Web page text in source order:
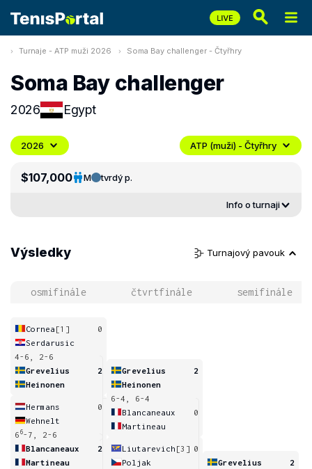
Turnaje - ATP muži 2026 Soma Bay challenger - Čtyřhry
Soma Bay challenger
2026 Egypt
2026 ATP (muži) - Čtyřhry
$107,000 M tvrdý p.
Info o turnaji
Výsledky Turnajový pavouk
osmifinále čtvrtfinále semifinále
Cornea [1]
0
Serdarusic
4-6, 2-6
Grevelius
2
Heinonen
Hermans
0
Wehnelt
6 6-7, 2-6
Blancaneaux
2
Martineau
Grevelius
2
Heinonen
6-4, 6-4
Blancaneaux
0
Martineau
Liutarevich [3] 0
Poljak
Grevelius
2